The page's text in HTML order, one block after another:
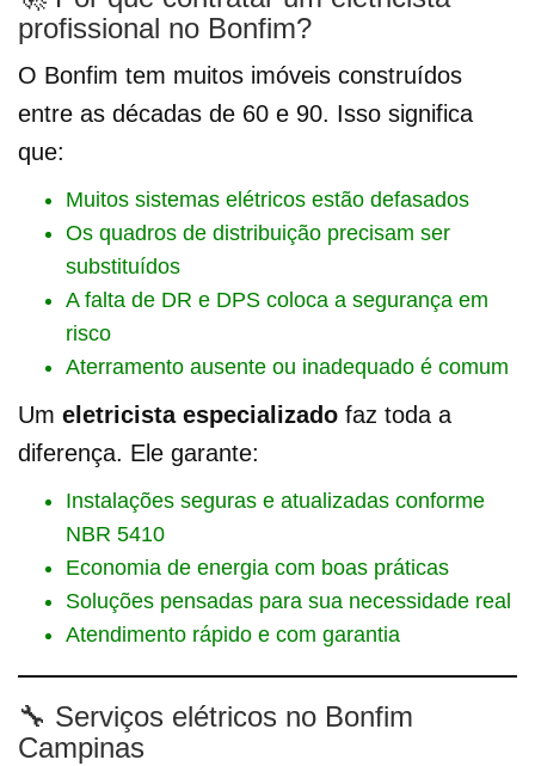
profissional no Bonfim?
O Bonfim tem muitos imóveis construídos
entre as décadas de 60 e 90. Isso significa
que:
Muitos sistemas elétricos estão defasados
Os quadros de distribuição precisam ser
substituídos
A falta de DR e DPS coloca a segurança em
risco
Aterramento ausente ou inadequado é comum
Um eletricista especializado faz toda a
diferença. Ele garante:
Instalações seguras e atualizadas conforme
NBR 5410
Economia de energia com boas práticas
Soluções pensadas para sua necessidade real
Atendimento rápido e com garantia
🔧 Serviços elétricos no Bonfim
Campinas